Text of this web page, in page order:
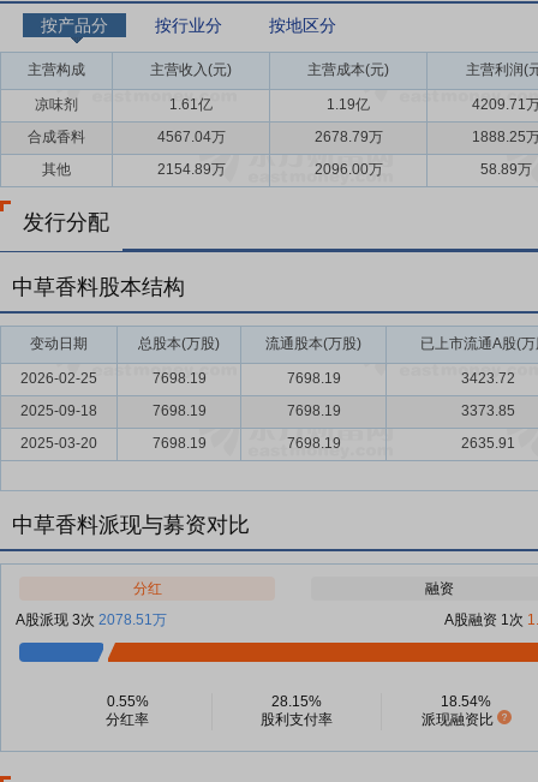
按产品分 按行业分 按地区分
主营构成 主营收入(元) 主营成本(元) 主营利润(
凉味剂 1.61亿 1.19亿
4209.71
合成香料
4567.04万 2678.79万
1888.25
其他
2154.89万 2096.00万 58.89万
发行分配
中草香料股本结构
变动日期 总股本(万股) 流通股本(万股) 已上市流通A股(
2026-02-25 7698.19 7698.19
3423.72
2025-09-18
7698.19 7698.19
3373.85
2025-03-20
7698.19 7698.19 2635.91
中草香料派现与募资对比
分红
融资
A股派现 3次 2078.51万 A股融资 1次
0.55%
分红率
28.15%
股利支付率
18.54%
派现融资比